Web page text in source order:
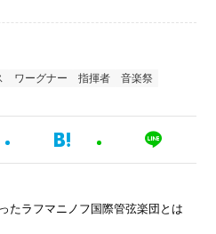
ワーグナー 指揮者 音楽祭
たラフマニノフ国際管弦楽団とは